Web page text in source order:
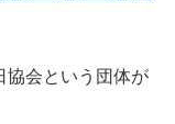
協会という団体が